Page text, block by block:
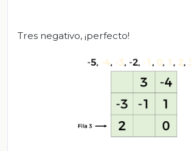
Tres negativo, ¡perfecto!